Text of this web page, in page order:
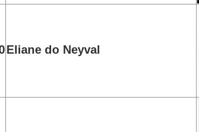
Eliane do Neyval